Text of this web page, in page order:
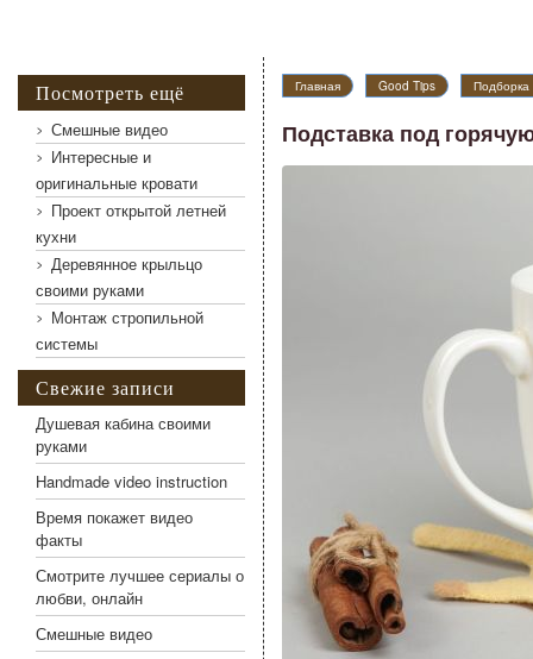
Главная Good Tips Подборка
Подставка под
Подставка под горячую чашку, кружку, посуду
Посмотреть ещё
Смешные видео
Интересные и
оригинальные кровати
Проект открытой летней
кухни
Деревянное крыльцо
своими руками
Монтаж стропильной
системы
Свежие записи
Душевая кабина своими
руками
Handmade video instruction
Время покажет видео
факты
Смотрите лучшее сериалы о
любви, онлайн
Смешные видео